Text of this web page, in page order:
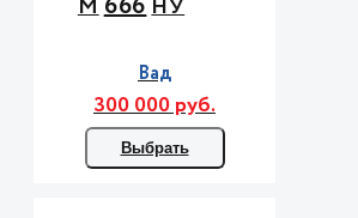
М НУ
Вад
300 000 руб.
Выбрать